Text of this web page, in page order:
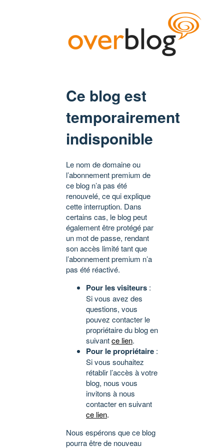
Ce blog est
temporairement
indisponible
Le nom de domaine ou
l’abonnement premium de
ce blog n’a pas été
renouvelé, ce qui explique
cette interruption. Dans
certains cas, le blog peut
également être protégé par
un mot de passe, rendant
son accès limité tant que
l’abonnement premium n’a
pas été réactivé.
Pour les visiteurs :
Si vous avez des
questions, vous
pouvez contacter le
propriétaire du blog en
suivantce lien.
Pour le propriétaire :
Si vous souhaitez
rétablir l’accès à votre
blog, nous vous
invitons à nous
contacter en suivant
ce lien.
Nous espérons que ce blog
pourra être de nouveau